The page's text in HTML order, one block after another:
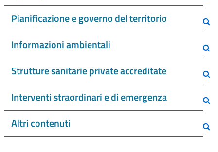
Pianificazione e governo del territorio
Informazioni ambientali
Strutture sanitarie private accreditate
Interventi straordinari e di emergenza
Altri contenuti